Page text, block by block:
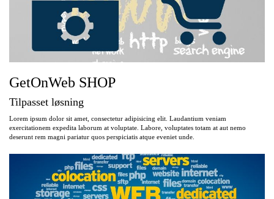
GetOnWeb SHOP
Tilpasset løsning
Lorem ipsum dolor sit amet, consectetur adipisicing elit. Laudantium veniam
exercitationem expedita laborum at voluptate. Labore, voluptates totam at aut nemo
deserunt rem magni pariatur quos perspiciatis atque eveniet unde.